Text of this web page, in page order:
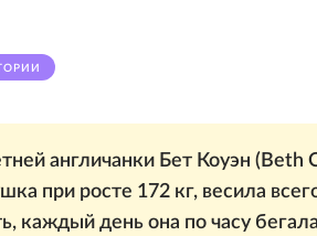
англичанки Бет Коуэн (Beth
при росте 172 кг, весила
каждый день она по часу